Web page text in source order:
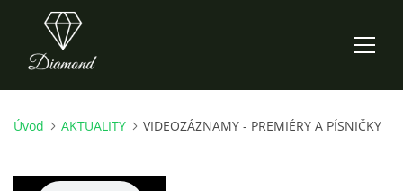
ÚVOD
AKTUALITY
Úvod AKTUALITY VIDEOZÁZNAMY - PREMIÉRY A PÍSNIČKY